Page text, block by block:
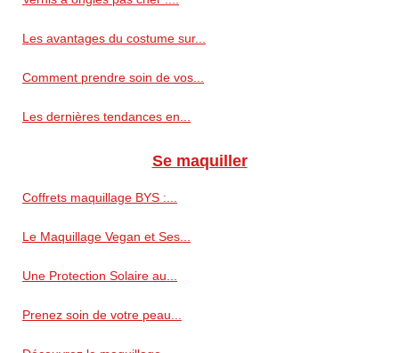
Les avantages du costume sur...
Comment prendre soin de vos...
Les dernières tendances en...
Se maquiller
Coffrets maquillage BYS :...
Le Maquillage Vegan et Ses...
Une Protection Solaire au...
Prenez soin de votre peau...